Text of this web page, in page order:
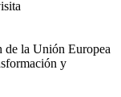
de la Unión Europea
y